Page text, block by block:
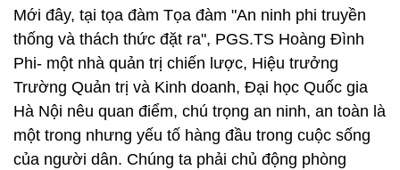
Mới đây, tại tọa đàm Tọa đàm "An ninh phi truyền
thống và thách thức đặt ra", PGS.TS Hoàng Đình
Phi- một nhà quản trị chiến lược, Hiệu trưởng
Trường Quản trị và Kinh doanh, Đại học Quốc gia
Hà Nội nêu quan điểm, chú trọng an ninh, an toàn là
một trong nhưng yếu tố hàng đầu trong cuộc sống
của người dân. Chúng ta phải chủ động phòng